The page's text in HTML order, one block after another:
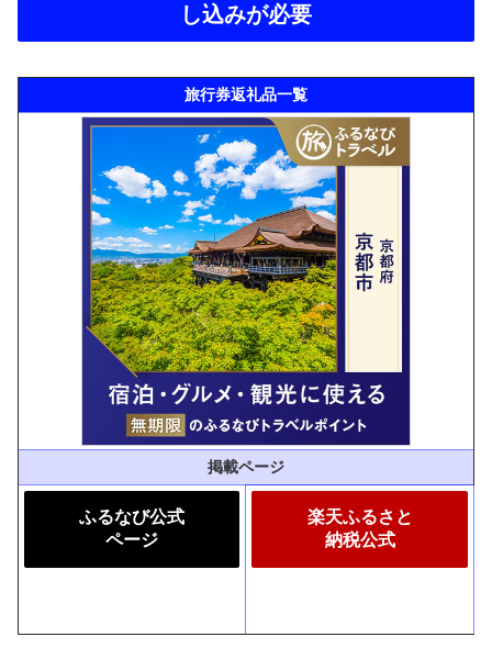
し込みが必要
旅行券返礼品一覧
掲載ページ
ふるなび公式
ページ
楽天ふるさと
納税公式